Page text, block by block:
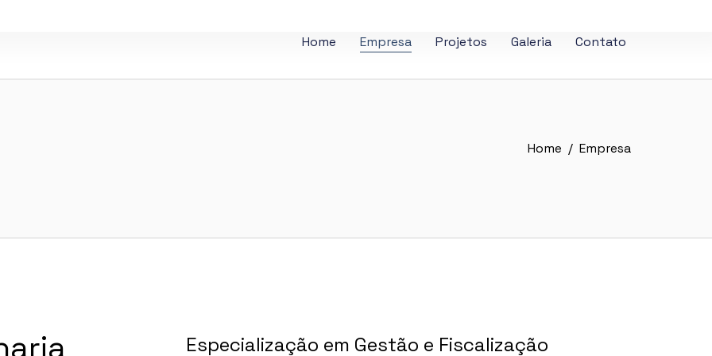
Home Empresa Projetos Galeria Contato
Home / Empresa
Especialização em Gestão e Fiscalização